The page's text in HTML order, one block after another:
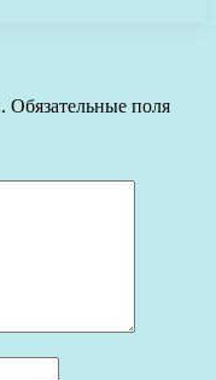
Обязательные поля